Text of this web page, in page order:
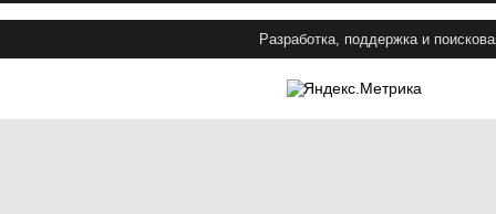
Разработка, поддержка и